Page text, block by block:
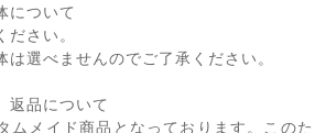
について
さい。
選べませんのでご了承ください。
品について
ムメイド商品となっております。このた